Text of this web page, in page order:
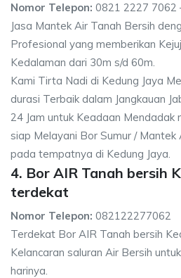
Nomor Telepon: 0821 2227 7062
Jasa Mantek Air Tanah Bersih
Profesional yang memberikan
Kedalaman dari 30m s/d 60m.
Kami Tirta Nadi di Kedung Jaya
durasi Terbaik dalam Jangkauan
24 Jam untuk Keadaan Mendadak
siap Melayani Bor Sumur /
pada tempatnya di Kedung Jaya.
4. Bor AIR Tanah bersih
terdekat
Nomor Telepon: 082122277062
Terdekat Bor AIR Tanah bersih
Kelancaran saluran Air Bersih
harinya.